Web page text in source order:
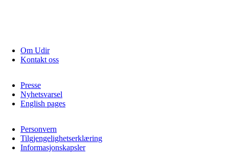
Om Udir
Kontakt oss
Presse
Nyhetsvarsel
English pages
Personvern
Tilgjengelighetserklæring
Informasjonskapsler